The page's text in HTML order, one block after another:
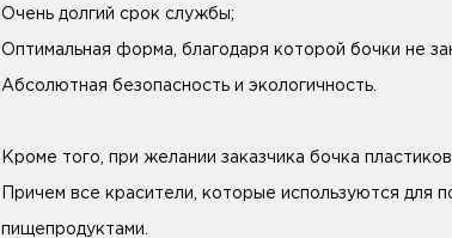
Очень долгий срок службы;
Оптимальная форма, благодаря которой бочки не
Абсолютная безопасность и экологичность.
Кроме того, при желании заказчика бочка
Причем все красители, которые используются для
пищепродуктами.